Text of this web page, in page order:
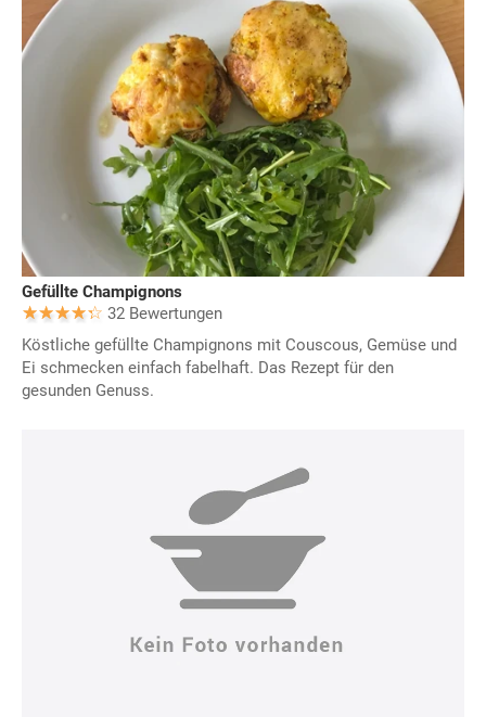
Gefüllte Champignons
32 Bewertungen
Köstliche gefüllte Champignons mit Couscous, Gemüse und
Ei schmecken einfach fabelhaft. Das Rezept für den
gesunden Genuss.